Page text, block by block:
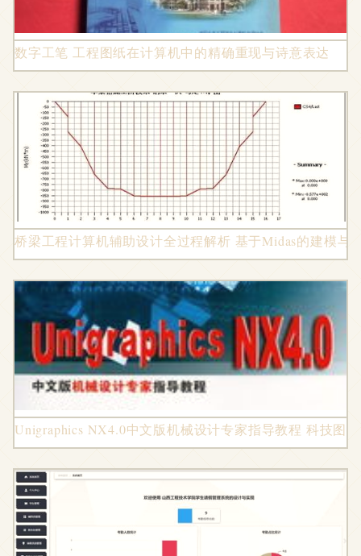
数字工笔 工程图纸在计算机中的精确重现与诗意表达
桥梁工程计算机辅助设计全过程解析 基于Midas的建模与
Unigraphics NX4.0中文版机械设计专家指导教程 科技图